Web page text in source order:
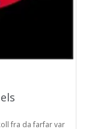
fra da farfar var